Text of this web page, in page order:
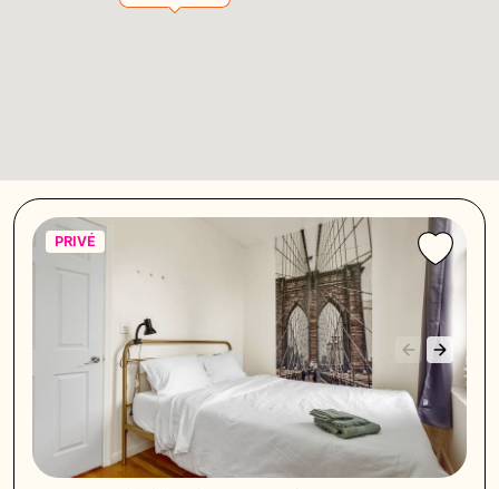
PRIVÉ